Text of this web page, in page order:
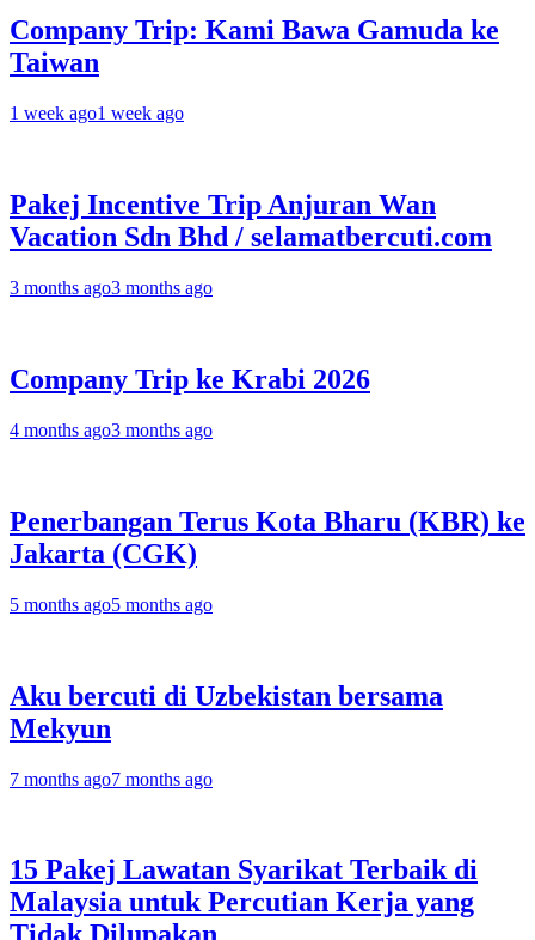
Company Trip: Kami Bawa Gamuda ke
Taiwan
1 week ago1 week ago
Pakej Incentive Trip Anjuran Wan
Vacation Sdn Bhd / selamatbercuti.com
3 months ago3 months ago
Company Trip ke Krabi 2026
4 months ago3 months ago
Penerbangan Terus Kota Bharu (KBR) ke
Jakarta (CGK)
5 months ago5 months ago
Aku bercuti di Uzbekistan bersama
Mekyun
7 months ago7 months ago
15 Pakej Lawatan Syarikat Terbaik di
Malaysia untuk Percutian Kerja yang